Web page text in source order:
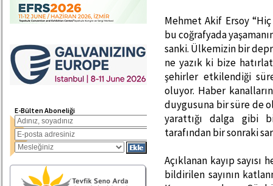
E-Bülten Aboneliği
Mehmet Akif Ersoy
bu coğrafyada
sanki. Ülkemizin bir
ne yazık ki bize
şehirler etkilendiği
oluyor. Haber
duygusuna bir süre de
yarattığı dalga gibi
tarafından bir sonraki
Açıklanan kayıp sayısı
bildirilen sayının